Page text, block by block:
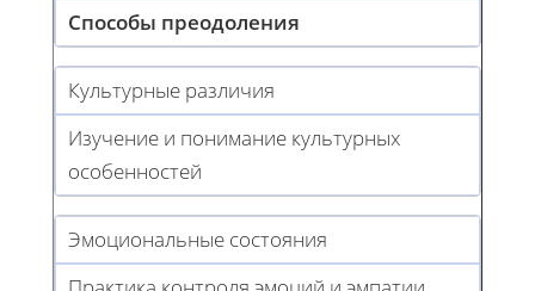
Способы преодоления
Культурные различия
Изучение и понимание культурных
особенностей
Эмоциональные состояния